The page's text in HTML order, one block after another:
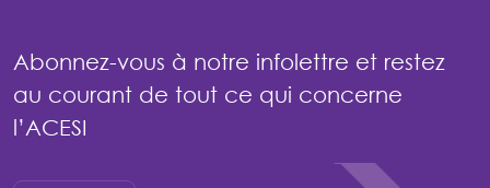
Abonnez-vous à notre infolettre et restez
au courant de tout ce qui concerne
l’ACESI